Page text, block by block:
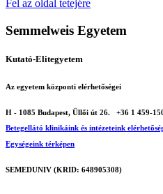
Fel az oldal tetejére
Semmelweis Egyetem
Kutató-Elitegyetem
Az egyetem központi elérhetőségei
H - 1085 Budapest, Üllői út 26.
+36 1 459-
Betegellátó klinikáink és intézeteink
Egységeink térképen
SEMEDUNIV (KRID: 648905308)